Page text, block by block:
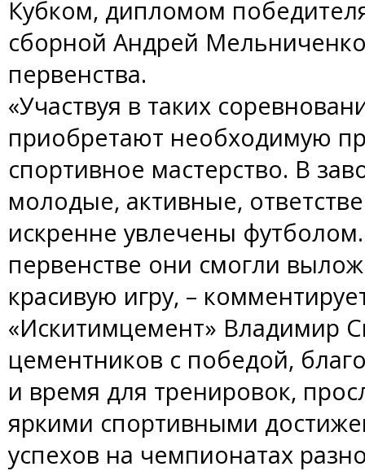
Кубком, дипломом
сборной Андрей
первенства.
«Участвуя в таких
приобретают необходимую
спортивное мастерство. В
молодые, активные,
искренне увлечены
первенстве они смогли
красивую игру, –
«Искитимцемент» Владимир
цементников с победой,
и время для тренировок,
яркими спортивными
успехов на чемпионатах